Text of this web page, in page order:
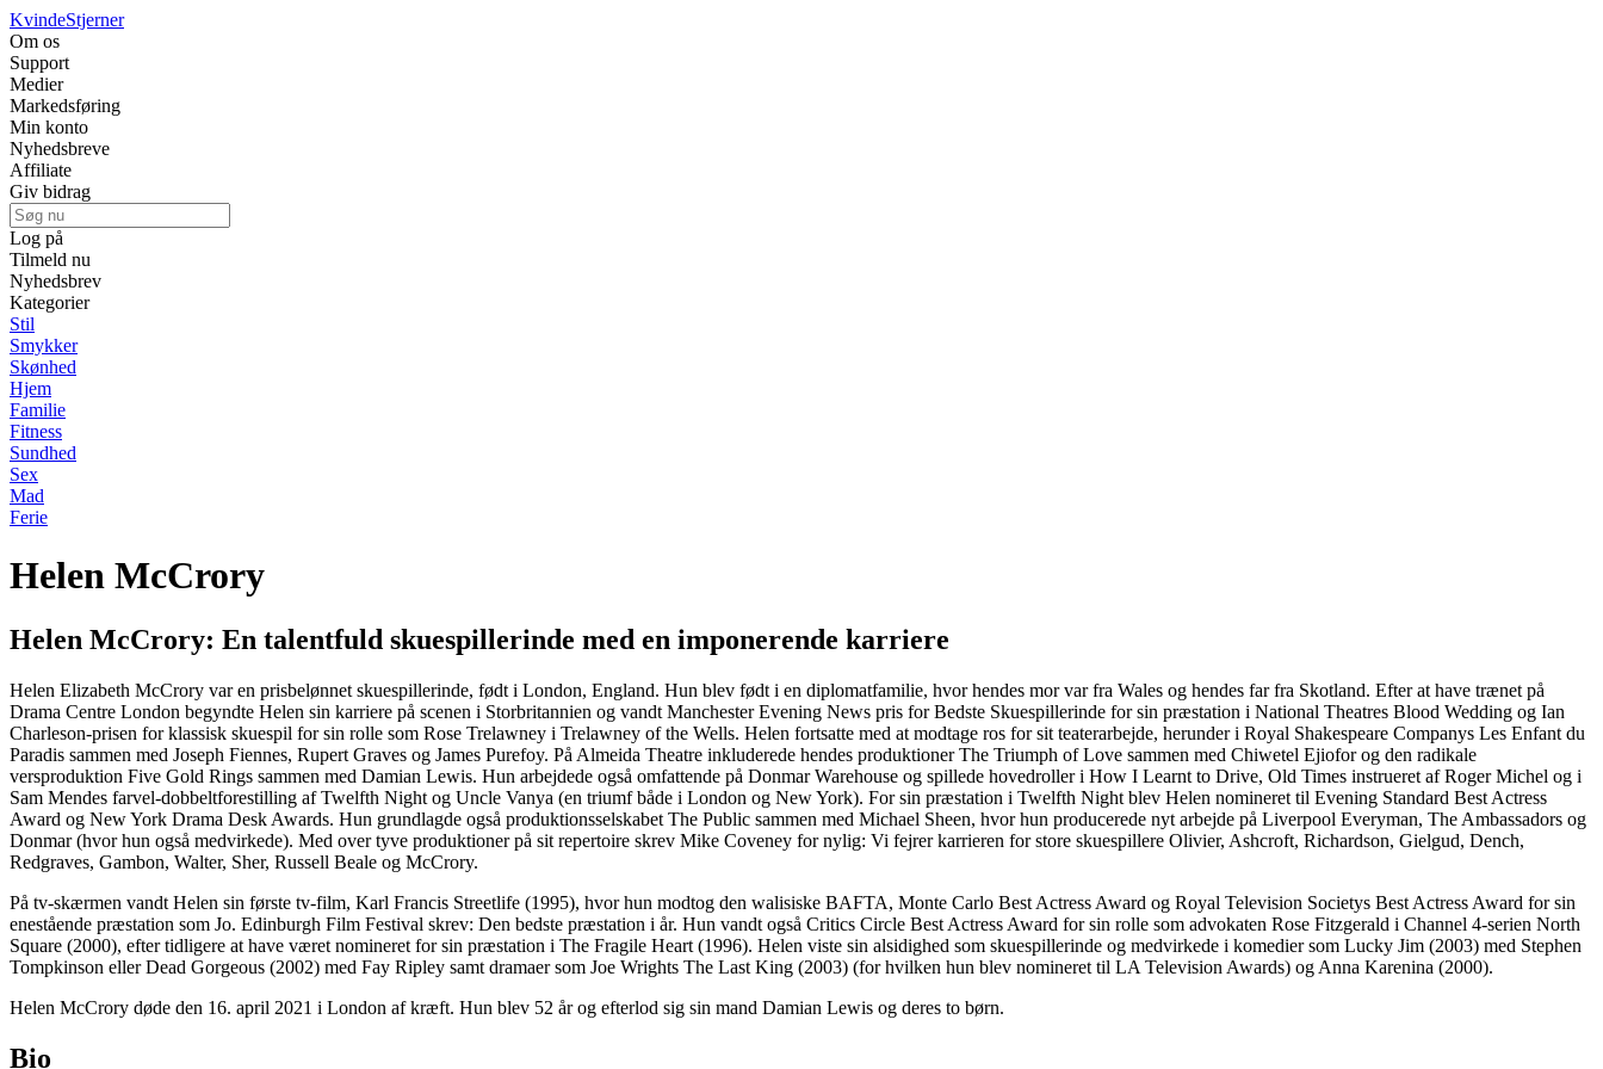
KvindeStjerner
Om os
Support
Medier
Markedsføring
Min konto
Nyhedsbreve
Affiliate
Giv bidrag
Log på
Tilmeld nu
Nyhedsbrev
Kategorier
Stil
Smykker
Skønhed
Hjem
Familie
Fitness
Sundhed
Sex
Mad
Ferie
Helen McCrory
Helen McCrory: En talentfuld skuespillerinde med en imponerende karriere
Helen Elizabeth McCrory var en prisbelønnet skuespillerinde, født i London, England. Hun blev født i en diplomatfamilie, hvor hendes mor var fra Wales og hendes far fra Skotland. Efter at have trænet på
Drama Centre London begyndte Helen sin karriere på scenen i Storbritannien og vandt Manchester Evening News pris for Bedste Skuespillerinde for sin præstation i National Theatres Blood Wedding og Ian
Charleson-prisen for klassisk skuespil for sin rolle som Rose Trelawney i Trelawney of the Wells. Helen fortsatte med at modtage ros for sit teaterarbejde, herunder i Royal Shakespeare Companys Les Enfant du
Paradis sammen med Joseph Fiennes, Rupert Graves og James Purefoy. På Almeida Theatre inkluderede hendes produktioner The Triumph of Love sammen med Chiwetel Ejiofor og den radikale
versproduktion Five Gold Rings sammen med Damian Lewis. Hun arbejdede også omfattende på Donmar Warehouse og spillede hovedroller i How I Learnt to Drive, Old Times instrueret af Roger Michel og i
Sam Mendes farvel-dobbeltforestilling af Twelfth Night og Uncle Vanya (en triumf både i London og New York). For sin præstation i Twelfth Night blev Helen nomineret til Evening Standard Best Actress
Award og New York Drama Desk Awards. Hun grundlagde også produktionsselskabet The Public sammen med Michael Sheen, hvor hun producerede nyt arbejde på Liverpool Everyman, The Ambassadors og
Donmar (hvor hun også medvirkede). Med over tyve produktioner på sit repertoire skrev Mike Coveney for nylig: Vi fejrer karrieren for store skuespillere Olivier, Ashcroft, Richardson, Gielgud, Dench,
Redgraves, Gambon, Walter, Sher, Russell Beale og McCrory.
På tv-skærmen vandt Helen sin første tv-film, Karl Francis Streetlife (1995), hvor hun modtog den walisiske BAFTA, Monte Carlo Best Actress Award og Royal Television Societys Best Actress Award for sin
enestående præstation som Jo. Edinburgh Film Festival skrev: Den bedste præstation i år. Hun vandt også Critics Circle Best Actress Award for sin rolle som advokaten Rose Fitzgerald i Channel 4-serien North
Square (2000), efter tidligere at have været nomineret for sin præstation i The Fragile Heart (1996). Helen viste sin alsidighed som skuespillerinde og medvirkede i komedier som Lucky Jim (2003) med Stephen
Tompkinson eller Dead Gorgeous (2002) med Fay Ripley samt dramaer som Joe Wrights The Last King (2003) (for hvilken hun blev nomineret til LA Television Awards) og Anna Karenina (2000).
Helen McCrory døde den 16. april 2021 i London af kræft. Hun blev 52 år og efterlod sig sin mand Damian Lewis og deres to børn.
Bio